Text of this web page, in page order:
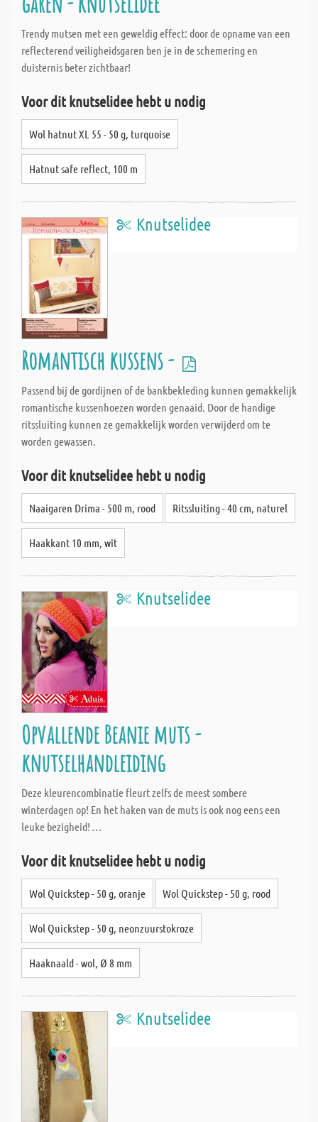
Trendy mutsen met een geweldig effect: door de opname van een
reflecterend veiligheidsgaren ben je in de schemering en
duisternis beter zichtbaar!
Voor dit knutselidee hebt u nodig
Wol hatnut XL 55 - 50 g, turquoise
Hatnut safe reflect, 100 m
Knutselidee
Romantisch kussens -
Passend bij de gordijnen of de bankbekleding kunnen gemakkelijk
romantische kussenhoezen worden genaaid. Door de handige
ritssluiting kunnen ze gemakkelijk worden verwijderd om te
worden gewassen.
Voor dit knutselidee hebt u nodig
Naaigaren Drima - 500 m, rood Ritssluiting - 40 cm, naturel
Haakkant 10 mm, wit
Knutselidee
Opvallende Beanie muts -
knutselhandleiding
Deze kleurencombinatie fleurt zelfs de meest sombere
winterdagen op! En het haken van de muts is ook nog eens een
leuke bezigheid! …
Voor dit knutselidee hebt u nodig
Wol Quickstep - 50 g, oranje Wol Quickstep - 50 g, rood
Wol Quickstep - 50 g, neonzuurstokroze
Haaknaald - wol, Ø 8 mm
Knutselidee